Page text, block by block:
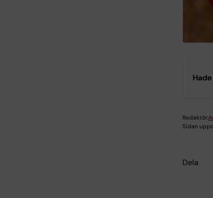
Redaktör:
Sidan
Dela